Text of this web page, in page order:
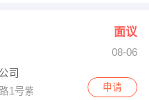
面议
08-06
司
1号紫东国际创意园E3-322
申请